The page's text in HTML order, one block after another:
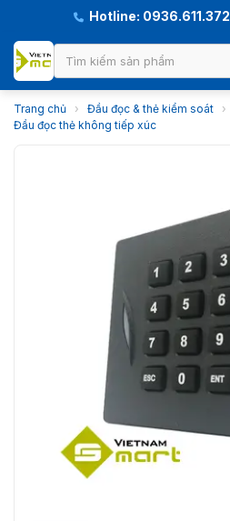
Hotline: 0936.611.372
Trang chủ › Đầu đọc & thẻ kiểm soát ›
Đầu đọc thẻ không tiếp xúc